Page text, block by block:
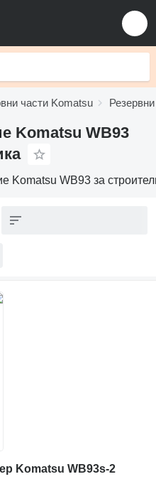
части Komatsu
Komatsu WB93
Komatsu WB93 за
Komatsu WB93s-2